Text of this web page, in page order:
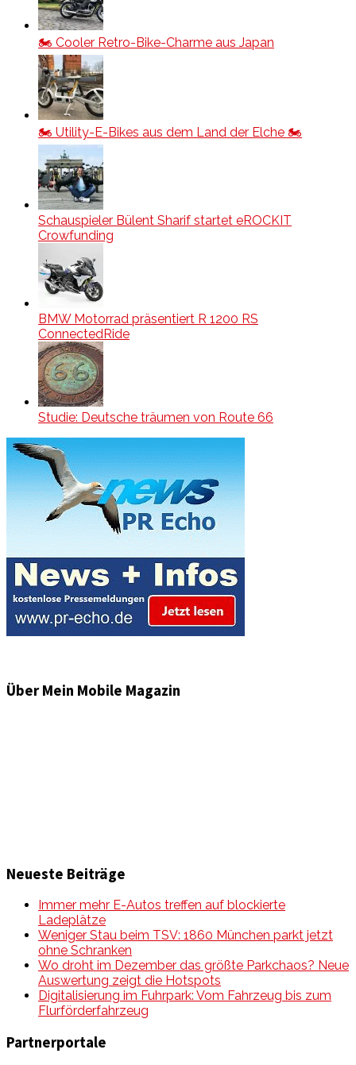
🏍️ Cooler Retro-Bike-Charme aus Japan
🏍️ Utility-E-Bikes aus dem Land der Elche 🏍️
Schauspieler Bülent Sharif startet eROCKIT
Crowfunding
BMW Motorrad präsentiert R 1200 RS
ConnectedRide
Studie: Deutsche träumen von Route 66
Über Mein Mobile Magazin
Neueste Beiträge
Immer mehr E-Autos treffen auf blockierte
Ladeplätze
Weniger Stau beim TSV: 1860 München parkt jetzt
ohne Schranken
Wo droht im Dezember das größte Parkchaos? Neue
Auswertung zeigt die Hotspots
Digitalisierung im Fuhrpark: Vom Fahrzeug bis zum
Flurförderfahrzeug
Partnerportale